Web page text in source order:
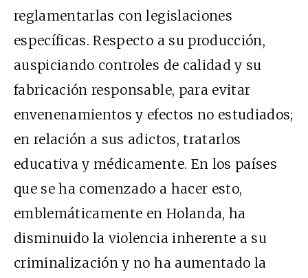
reglamentarlas con legislaciones
específicas. Respecto a su producción,
auspiciando controles de calidad y su
fabricación responsable, para evitar
envenenamientos y efectos no estudiados;
en relación a sus adictos, tratarlos
educativa y médicamente. En los países
que se ha comenzado a hacer esto,
emblemáticamente en Holanda, ha
disminuido la violencia inherente a su
criminalización y no ha aumentado la